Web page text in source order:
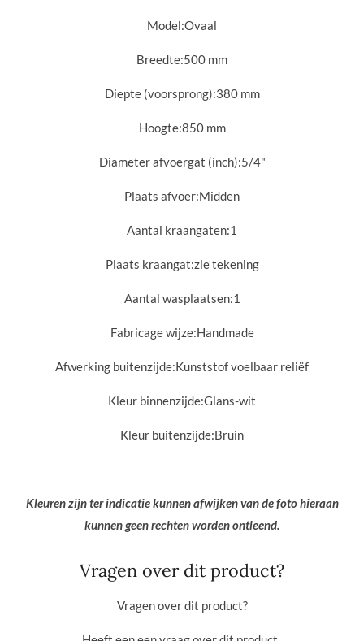
Model:Ovaal
Breedte:500 mm
Diepte (voorsprong):380 mm
Hoogte:850 mm
Diameter afvoergat (inch):5/4"
Plaats afvoer:Midden
Aantal kraangaten:1
Plaats kraangat:zie tekening
Aantal wasplaatsen:1
Fabricage wijze:Handmade
Afwerking buitenzijde:Kunststof voelbaar reliëf
Kleur binnenzijde:Glans-wit
Kleur buitenzijde:Bruin
Kleuren zijn ter indicatie kunnen afwijken van de foto hieraan
kunnen geen rechten worden ontleend.
Vragen over dit product?
Vragen over dit product?